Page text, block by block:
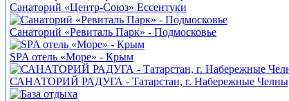
Санаторий «Центр-Союз» Ессентуки
Санаторий «Ревиталь Парк» - Подмосковье
SPA отель «Море» - Крым
САНАТОРИЙ РАДУГА - Татарстан, г. Набережные Челны